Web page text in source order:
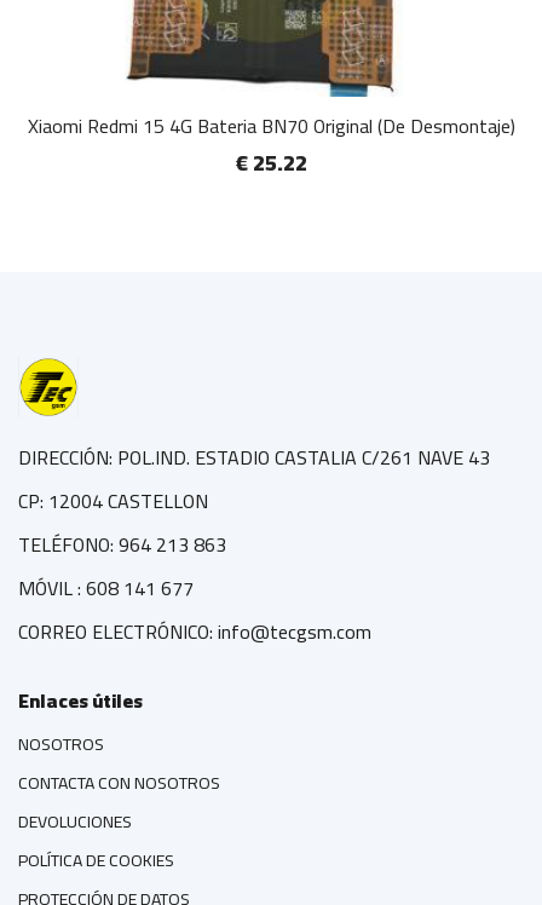
Xiaomi Redmi 15 4G Bateria BN70 Original (De Desmontaje)
€ 25.22
DIRECCIÓN: POL.IND. ESTADIO CASTALIA C/261 NAVE 43
CP: 12004 CASTELLON
TELÉFONO: 964 213 863
MÓVIL : 608 141 677
CORREO ELECTRÓNICO: info@tecgsm.com
Enlaces útiles
NOSOTROS
CONTACTA CON NOSOTROS
DEVOLUCIONES
POLÍTICA DE COOKIES
PROTECCIÓN DE DATOS